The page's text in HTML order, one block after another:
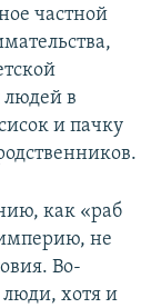
частной
в
и пачку
как «раб
не
Во-
люди, хотя и